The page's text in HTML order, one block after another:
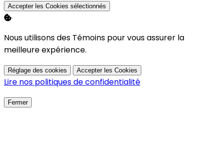
Accepter les Cookies sélectionnés
Nous utilisons des Témoins pour vous assurer la
meilleure expérience.
Réglage des cookies Accepter les Cookies
Lire nos politiques de confidentialité
Fermer